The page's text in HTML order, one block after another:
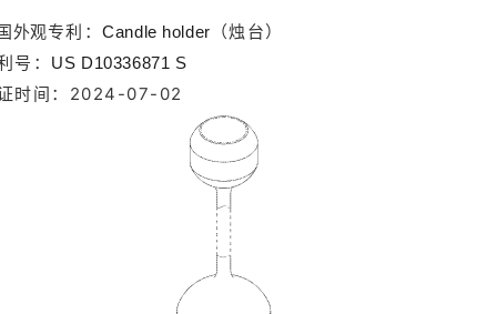
外观专利：Candle holder
（烛台）
号： US D10336871 S
时间：2024-07-02